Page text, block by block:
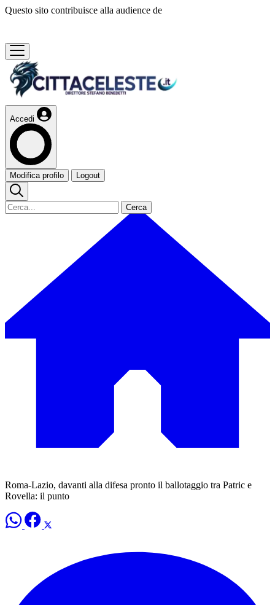
Questo sito contribuisce alla audience de
Accedi
Modifica profilo Logout
Cerca
Roma-Lazio, davanti alla difesa pronto il ballotaggio tra Patric e
Rovella: il punto